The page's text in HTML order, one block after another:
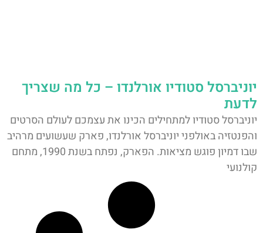
יוניברסל סטודיו אורלנדו – כל מה שצריך
לדעת
יוניברסל סטודיו למתחילים הכינו את עצמכם לעולם הסרטים
והפנטזיה באולפני יוניברסל אורלנדו, פארק שעשועים מרהיב
שבו דמיון פוגש מציאות. הפארק, נפתח בשנת 1990, מתחם
קולנועי